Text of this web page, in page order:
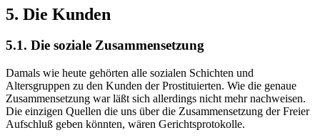
5. Die Kunden
5.1. Die soziale Zusammensetzung
Damals wie heute gehörten alle sozialen Schichten und
Altersgruppen zu den Kunden der Prostituierten. Wie die genaue
Zusammensetzung war läßt sich allerdings nicht mehr nachweisen.
Die einzigen Quellen die uns über die Zusammensetzung der Freier
Aufschluß geben könnten, wären Gerichtsprotokolle.